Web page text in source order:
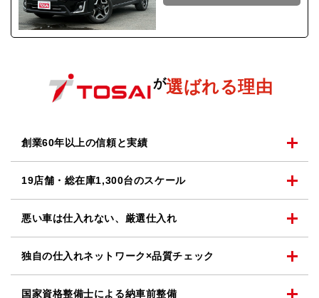
が選ばれる理由
創業60年以上の信頼と実績
19店舗・総在庫1,300台のスケール
悪い車は仕入れない、 厳選仕入れ
独自の仕入れネットワーク×品質チェック
国家資格整備士による納車前整備